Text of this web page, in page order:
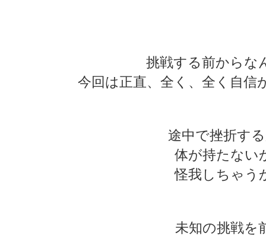
挑戦する前からな
今回は正直、全く、全く自信
途中で挫折す
体が持たない
怪我しちゃう
未知の挑戦を